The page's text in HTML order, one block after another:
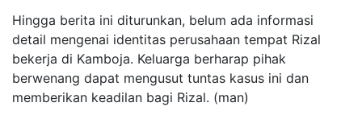
Hingga berita ini diturunkan, belum ada informasi
detail mengenai identitas perusahaan tempat Rizal
bekerja di Kamboja. Keluarga berharap pihak
berwenang dapat mengusut tuntas kasus ini dan
memberikan keadilan bagi Rizal. (man)